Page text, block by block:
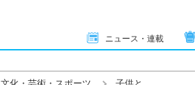
ニュース・連載